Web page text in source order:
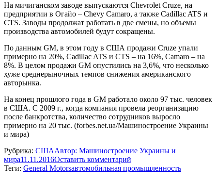
На мичиганском заводе выпускаются Chevrolet Cruze, на
предприятии в Огайо – Chevy Camaro, а также Cadillac ATS и
CTS. Заводы продолжат работать в две смены, но объемы
производства автомобилей будут сокращены.
По данным GM, в этом году в США продажи Cruze упали
примерно на 20%, Cadillac ATS и CTS – на 16%, Camaro – на
8%. В целом продажи GM опустились на 3,6%, что несколько
хуже среднерыночных темпов снижения американского
авторынка.
На конец прошлого года в GM работало около 97 тыс. человек
в США. С 2009 г., когда компания провела реорганизацию
после банкротства, количество сотрудников выросло
примерно на 20 тыс. (forbes.net.ua/Машиностроение Украины
и мира)
Рубрика: СШААвтор: Машиностроение Украины и
мира11.11.2016Оставить комментарий
Теги: General Motorsавтомобильная промышленность